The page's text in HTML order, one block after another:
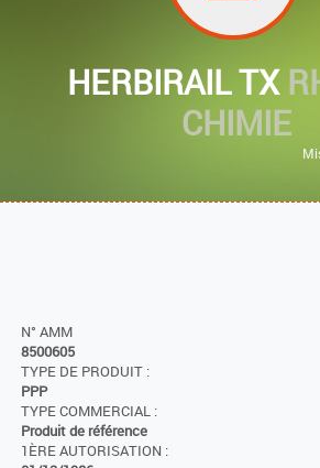
HERBIRAIL TX
CHIMIE
N° AMM
8500605
TYPE DE PRODUIT :
PPP
TYPE COMMERCIAL :
Produit de référence
1ÈRE AUTORISATION :